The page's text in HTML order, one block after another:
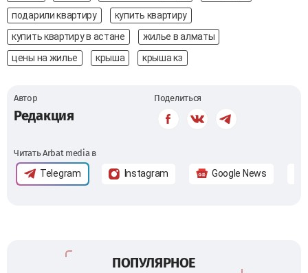
подарили квартиру
купить квартиру
купить квартиру в астане
жилье в алматы
цены на жилье
крыша крыша кз
Автор
Редакция
Поделиться
Читать Arbat media в
Telegram Instagram Google News
ПОПУЛЯРНОЕ